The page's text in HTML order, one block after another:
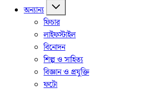
অন্যান্য
ফিচার
লাইফস্টাইল
বিনোদন
শিল্প ও সাহিত্য
বিজ্ঞান ও প্রযুক্তি
ফটো